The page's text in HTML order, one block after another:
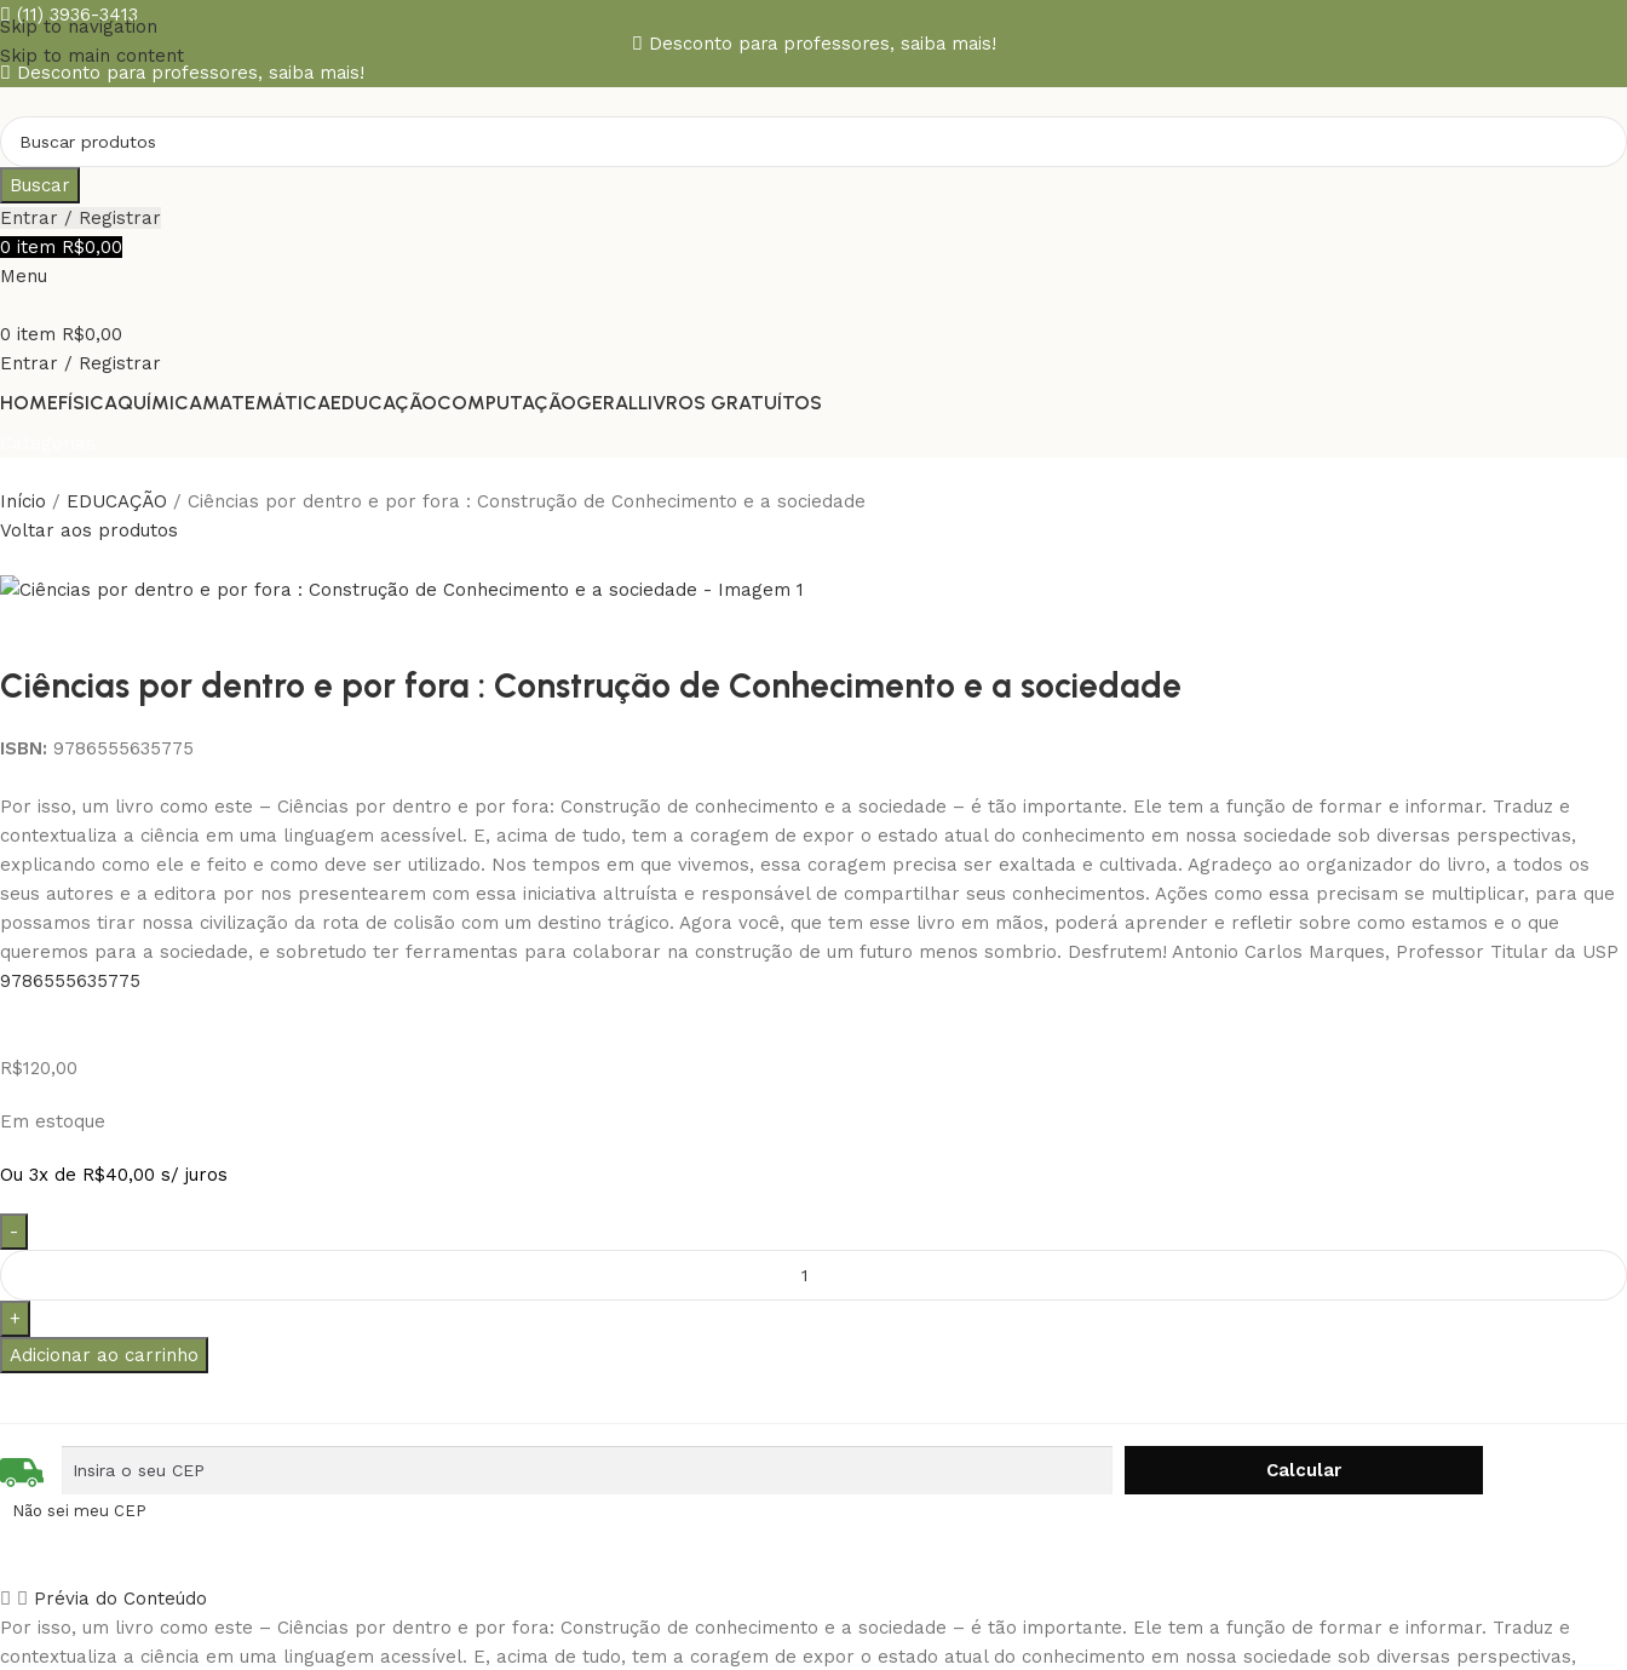
Skip to navigation
Skip to main content
(11) 3936-3413
Desconto para professores, saiba mais!
Desconto para professores, saiba mais!
Buscar
Entrar / Registrar
0 item R$0,00
Menu
0 item R$0,00
Entrar / Registrar
HOMEFÍSICAQUÍMICAMATEMÁTICAEDUCAÇÃOCOMPUTAÇÃOGERALLIVROS GRATUÍTOS
Início EDUCAÇÃO
Ciências por dentro e por fora : Construção de Conhecimento e a sociedade
Voltar aos produtos
Ciências por dentro e por fora : Construção de Conhecimento e a sociedade
ISBN: 9786555635775
Por isso, um livro como este – Ciências por dentro e por fora: Construção de conhecimento e a sociedade – é tão importante. Ele tem a função de formar e informar. Traduz e
contextualiza a ciência em uma linguagem acessível. E, acima de tudo, tem a coragem de expor o estado atual do conhecimento em nossa sociedade sob diversas perspectivas,
explicando como ele e feito e como deve ser utilizado. Nos tempos em que vivemos, essa coragem precisa ser exaltada e cultivada. Agradeço ao organizador do livro, a todos os
seus autores e a editora por nos presentearem com essa iniciativa altruísta e responsável de compartilhar seus conhecimentos. Ações como essa precisam se multiplicar, para que
possamos tirar nossa civilização da rota de colisão com um destino trágico. Agora você, que tem esse livro em mãos, poderá aprender e refletir sobre como estamos e o que
queremos para a sociedade, e sobretudo ter ferramentas para colaborar na construção de um futuro menos sombrio. Desfrutem! Antonio Carlos Marques, Professor Titular da USP
9786555635775
R$120,00
Em estoque
Ou 3x de R$40,00 s/ juros
Adicionar ao carrinho
Não sei meu CEP
Prévia do Conteúdo
Por isso, um livro como este – Ciências por dentro e por fora: Construção de conhecimento e a sociedade – é tão importante. Ele tem a função de formar e informar. Traduz e
contextualiza a ciência em uma linguagem acessível. E, acima de tudo, tem a coragem de expor o estado atual do conhecimento em nossa sociedade sob diversas perspectivas,